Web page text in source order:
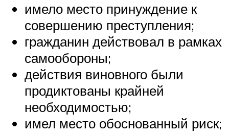
имело место принуждение к
совершению преступления;
гражданин действовал в рамках
самообороны;
действия виновного были
продиктованы крайней
необходимостью;
имел место обоснованный риск;